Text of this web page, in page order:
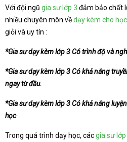
Với đội ngũ gia sư lớp 3 đảm bảo chất
nhiều chuyên môn vềdạy kèm cho
giỏi và uy tín :
*Gia sư dạy kèm lớp 3 Có trình độ và
*Gia sư dạy kèm lớp 3 Có khả năng
ngay từ đầu.
*Gia sư dạy kèm lớp 3 Có khả năng
học
Trong quá trình dạy học, cácgia sư lớp